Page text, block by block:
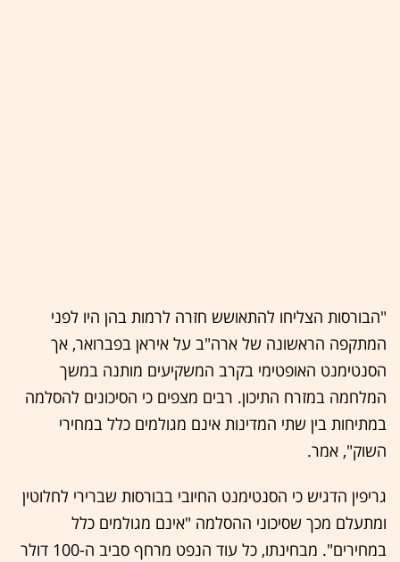
"הבורסות הצליחו להתאושש חזרה לרמות בהן היו לפני
המתקפה הראשונה של ארה"ב על איראן בפברואר, אך
הסנטימנט האופטימי בקרב המשקיעים מותנה במשך
המלחמה במזרח התיכון. רבים מצפים כי הסיכונים להסלמה
במתיחות בין שתי המדינות אינם מגולמים כלל במחירי
השוק", אמר.
גריפין הדגיש כי הסנטימנט החיובי בבורסות שברירי לחלוטין
ומתעלם מכך שסיכוני ההסלמה "אינם מגולמים כלל
במחירים". מבחינתו, כל עוד הנפט מרחף סביב ה-100 דולר